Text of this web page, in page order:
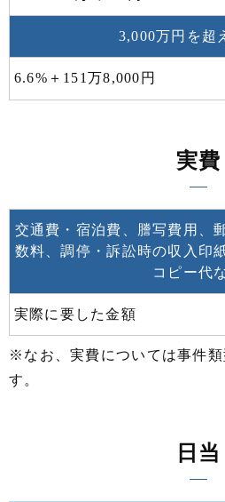
3,000万円を超
6.6%＋151万8,000円
実費
交通費・宿泊費、謄写費用、
数料、調停・訴訟時の収入印
コピー代
実際に要した金額
※なお、実費については事件
す。
日当